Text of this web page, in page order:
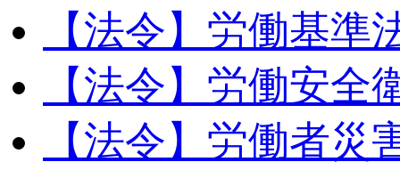
【法令】労働基準
【法令】労働安全
【法令】労働者災